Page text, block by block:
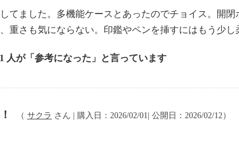
てました。多機能ケースとあったのでチョイス。開
重さも気にならない。印鑑やペンを挿すにはもう少し
1 人が「参考になった」と言っています
（ サクラ さん | 購入日：2026/02/01| 公開日：2026/02/12）